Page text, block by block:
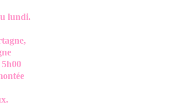
lundi.